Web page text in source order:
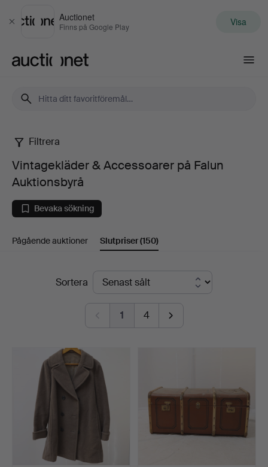
Stäng
Auctionet
Finns på Google Play Visa
Vintagekläder
Accessoarer
på
Auktionsbyrå
Filtrera
Vintagekläder & Accessoarer på Falun
Auktionsbyrå
Bevaka sökning
Pågående auktioner Slutpriser(150)
SlutpriserSortera
1 4